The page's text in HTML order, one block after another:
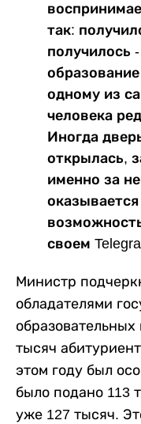
так:
получилось
одному из
человека
Иногда
открылась,
именно за
своем
Министр
обладателями
образовательных
тысяч
этом году был
было подано 113
уже 127 тысяч.